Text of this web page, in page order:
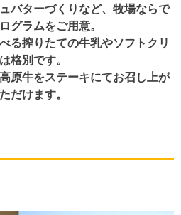
バターづくりなど、牧場ならで
グラムをご用意。
る搾りたての牛乳やソフトクリ
格別です。
原牛をステーキにてお召し上が
だけます。